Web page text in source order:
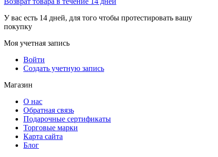
У вас есть 14 дней, для того чтобы протестировать вашу
покупку
Моя учетная запись
Войти
Создать учетную запись
Магазин
О нас
Обратная связь
Подарочные сертификаты
Торговые марки
Карта сайта
Блог